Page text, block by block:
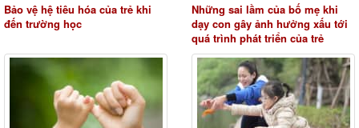
Bảo vệ hệ tiêu hóa của trẻ khi
đến trường học
Những sai lầm của bố mẹ khi
dạy con gây ảnh hưởng xấu tới
quá trình phát triển của trẻ